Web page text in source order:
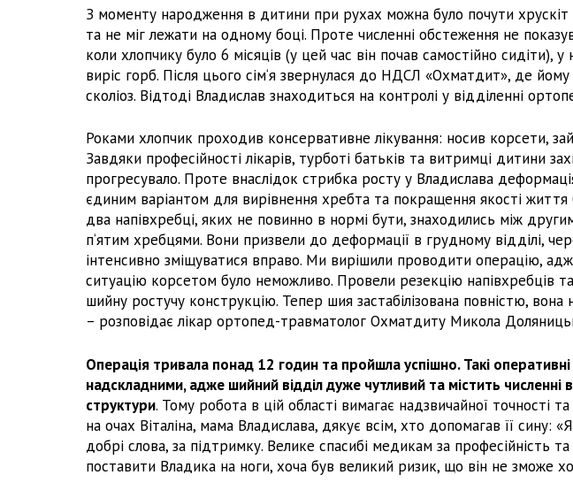
З моменту народження в дитини при рухах можна було почути хрускіт
та не міг лежати на одному боці. Проте численні обстеження не
коли хлопчику було 6 місяців (у цей час він почав самостійно сидіти), у
виріс горб. Після цього сім‘я звернулася до НДСЛ «Охматдит», де йому
сколіоз. Відтоді Владислав знаходиться на контролі у відділенні
Роками хлопчик проходив консервативне лікування: носив корсети,
Завдяки професійності лікарів, турботі батьків та витримці дитини
прогресувало. Проте внаслідок стрибка росту у Владислава
єдиним варіантом для вирівнення хребта та покращення якості життя
два напівхребці, яких не повинно в нормі бути, знаходились між
п‘ятим хребцями. Вони призвели до деформації в грудному відділі,
інтенсивно зміщуватися вправо. Ми вирішили проводити операцію,
ситуацію корсетом було неможливо. Провели резекцію напівхребців
шийну ростучу конструкцію. Тепер шия застабілізована повністю,
– розповідає лікар ортопед-травматолог Охматдиту Микола
Операція тривала понад 12 годин та пройшла успішно. Такі
надскладними, адже шийний відділ дуже чутливий та містить численні
структури. Тому робота в цій області вимагає надзвичайної точності
на очах Віталіна, мама Владислава, дякує всім, хто допомагав її сину:
добрі слова, за підтримку. Велике спасибі медикам за професійність
поставити Владика на ноги, хоча був великий ризик, що він не зможе